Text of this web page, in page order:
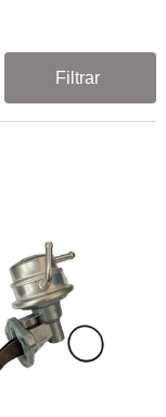
Filtrar